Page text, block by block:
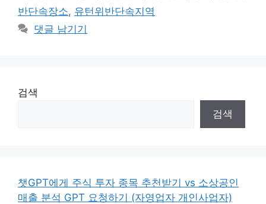
반단속장소, 유턴위반단속지역
댓글 남기기
검색
검색
챗GPT에게 주식 투자 종목 추천받기 vs 소상공인
매출 분석 GPT 요청하기 (자영업자 개인사업자)